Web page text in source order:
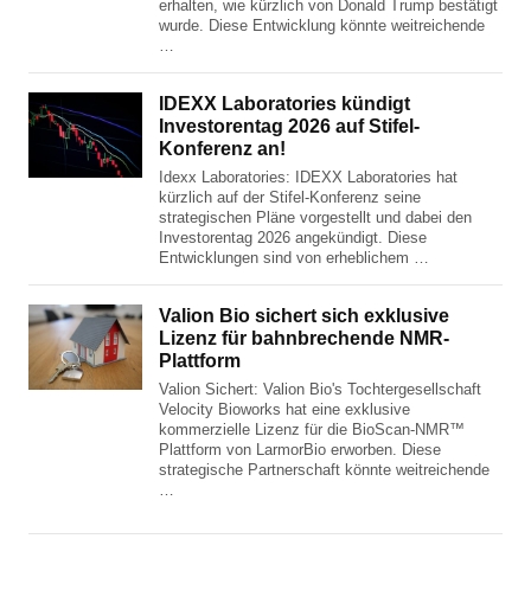
erhalten, wie kürzlich von Donald Trump bestätigt
wurde. Diese Entwicklung könnte weitreichende
IDEXX Laboratories kündigt
Investorentag 2026 auf Stifel-
Konferenz an!
Idexx Laboratories: IDEXX Laboratories hat
kürzlich auf der Stifel-Konferenz seine
strategischen Pläne vorgestellt und dabei den
Investorentag 2026 angekündigt. Diese
Entwicklungen sind von erheblichem …
Valion Bio sichert sich exklusive
Lizenz für bahnbrechende NMR-
Plattform
Valion Sichert: Valion Bio's Tochtergesellschaft
Velocity Bioworks hat eine exklusive
kommerzielle Lizenz für die BioScan-NMR™
Plattform von LarmorBio erworben. Diese
strategische Partnerschaft könnte weitreichende